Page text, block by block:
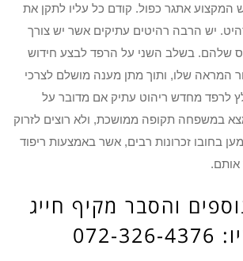
המקצוע אתגר כפול. קודם כל עליו לתקן את
יש הרבה רהיטים עתיקים אשר יש צורך
שלהם. בשלב השני על הרפד לבצע חידוש
המראה שלו, ותוך מתן מענה מושלם לצרכי
לרפד מחדש ריהוט עתיק אם מדובר על
במשפחה תקופה ממושכת, ולא רוצים לזרוק
בחובו זכרונות רבים, אשר באמצעות ריפוד
והסבר מקיף חייג
4376